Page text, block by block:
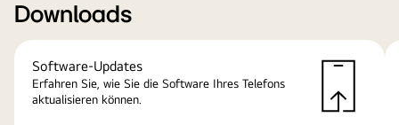
Downloads
Software-Updates
Erfahren Sie, wie Sie die Software Ihres Telefons
aktualisieren können.